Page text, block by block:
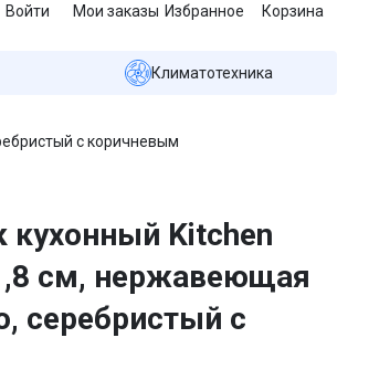
Войти Мои заказы Избранное Корзина
Климатотехника
с коричневым
Kitchen
см, нержавеющая
серебристый с